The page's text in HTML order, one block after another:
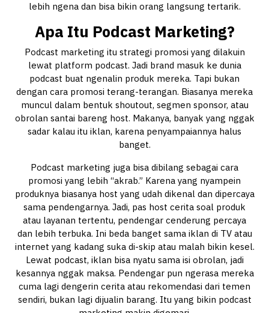
lebih ngena dan bisa bikin orang langsung tertarik.
Apa Itu Podcast Marketing?
Podcast marketing itu strategi promosi yang dilakuin
lewat platform podcast. Jadi brand masuk ke dunia
podcast buat ngenalin produk mereka. Tapi bukan
dengan cara promosi terang-terangan. Biasanya mereka
muncul dalam bentuk shoutout, segmen sponsor, atau
obrolan santai bareng host. Makanya, banyak yang nggak
sadar kalau itu iklan, karena penyampaiannya halus
banget.
Podcast marketing juga bisa dibilang sebagai cara
promosi yang lebih “akrab.” Karena yang nyampein
produknya biasanya host yang udah dikenal dan dipercaya
sama pendengarnya. Jadi, pas host cerita soal produk
atau layanan tertentu, pendengar cenderung percaya
dan lebih terbuka. Ini beda banget sama iklan di TV atau
internet yang kadang suka di-skip atau malah bikin kesel.
Lewat podcast, iklan bisa nyatu sama isi obrolan, jadi
kesannya nggak maksa. Pendengar pun ngerasa mereka
cuma lagi dengerin cerita atau rekomendasi dari temen
sendiri, bukan lagi dijualin barang. Itu yang bikin podcast